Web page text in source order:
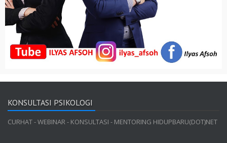
KONSULTASI PSIKOLOGI
CURHAT - WEBINAR - KONSULTASI - MENTORING HIDUPBARU(DOT)NET